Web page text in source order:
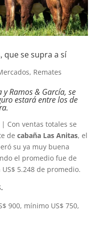
que se supra a sí
, Remates
Ramos & García, se
estará entre los de
| Con ventas totales se
de cabaña Las Anitas, el
su ya muy buena
el promedio fue de
5.248 de promedio.
900, mínimo US$ 750,